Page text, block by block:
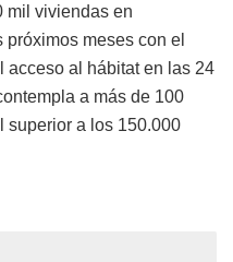
mil viviendas en
meses con el
acceso al hábitat en las 24
a más de 100
superior a los 150.000